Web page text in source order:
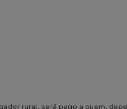
rural, será pago a quem,